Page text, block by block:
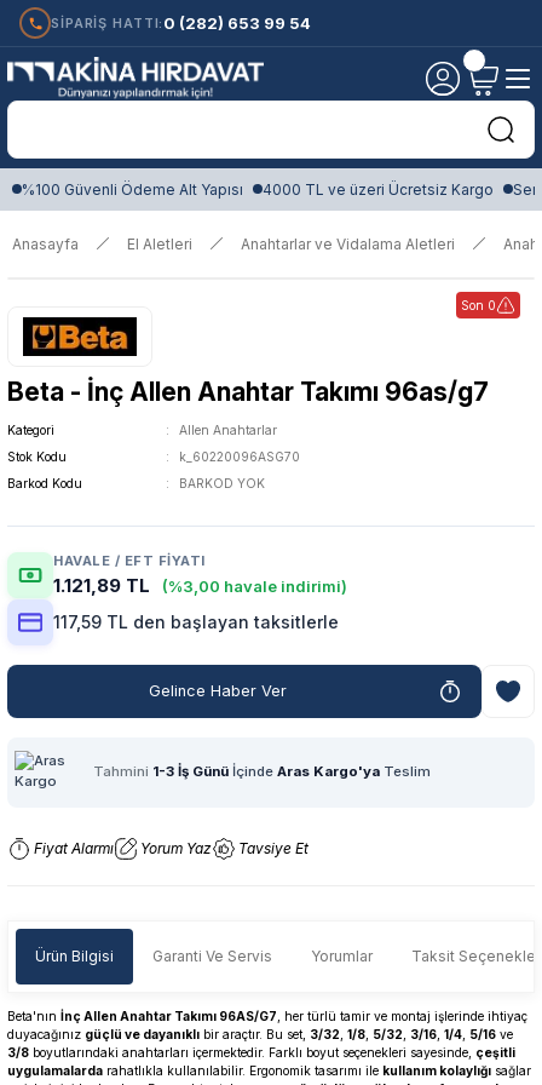
SİPARİŞ HATTI: 0 (282) 653 99 54
%100 Güvenli Ödeme Alt Yapısı 4000 TL ve üzeri Ücretsiz Kargo
Anasayfa El Aletleri Anahtarlar ve Vidalama Aletleri
Son 0
Beta - İnç Allen Anahtar Takımı 96as/g7
Kategori
Allen Anahtarlar
Stok Kodu
k_60220096ASG70
Barkod Kodu
BARKOD YOK
HAVALE / EFT FIYATI
1.121,89 TL (%3,00 havale indirimi)
117,59 TL den başlayan taksitlerle
Gelince Haber Ver
Tahmini 1-3 İş Günü İçinde Aras Kargo'ya Teslim
Fiyat Alarmı Yorum Yaz Tavsiye Et
Ürün Bilgisi Garanti Ve Servis Yorumlar Taksit
Beta'nın İnç Allen Anahtar Takımı 96AS/G7 , her türlü tamir ve montaj işlerinde ihtiyaç
duyacağınız güçlü ve dayanıklı bir araçtır. Bu set, 3/32 1/8 5/32 3/16 1/4 5/16 ve
3/8 boyutlarındaki anahtarları içermektedir. Farklı boyut seçenekleri sayesinde, çeşitli
uygulamalarda rahatlıkla kullanılabilir. Ergonomik tasarımı ile kullanım kolaylığı sağlar